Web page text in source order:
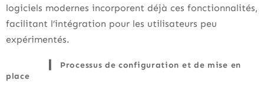
logiciels modernes incorporent déjà ces fonctionnalités,
facilitant l’intégration pour les utilisateurs peu
expérimentés.
Processus de configuration et de mise en
place